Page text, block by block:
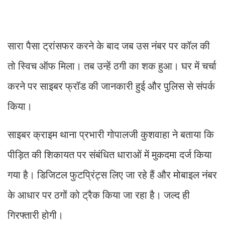
सारा पैसा ट्रांसफर करने के बाद जब उस नंबर पर कॉल की
तो स्विच ऑफ मिला। तब उन्हें ठगी का शक हुआ। घर में चर्चा
करने पर साइबर फ्रॉड की जानकारी हुई और पुलिस से संपर्क
किया।
साइबर क्राइम थाना प्रभारी गोपालजी कुशवाहा ने बताया कि
पीड़ित की शिकायत पर संबंधित धाराओं में मुकदमा दर्ज किया
गया है। डिजिटल फुटप्रिंट्स लिए जा रहे हैं और मोबाइल नंबर
के आधार पर ठगों को ट्रैक किया जा रहा है। जल्द ही
गिरफ्तारी होगी।